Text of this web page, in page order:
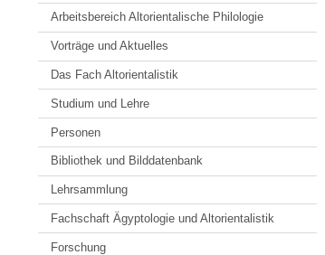
Arbeitsbereich Altorientalische Philologie
Vorträge und Aktuelles
Das Fach Altorientalistik
Studium und Lehre
Personen
Bibliothek und Bilddatenbank
Lehrsammlung
Fachschaft Ägyptologie und Altorientalistik
Forschung